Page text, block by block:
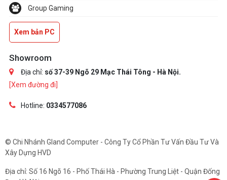
Group Gaming
Xem bản PC
Showroom
Địa chỉ: số 37-39 Ngõ 29 Mạc Thái Tông - Hà Nội.
[Xem đường đi]
Hotline: 0334577086
© Chi Nhánh Gland Computer - Công Ty Cổ Phần Tư Vấn Đầu Tư Và
Xây Dựng HVD
Địa chỉ: Số 16 Ngõ 16 - Phố Thái Hà - Phường Trung Liệt - Quận Đống